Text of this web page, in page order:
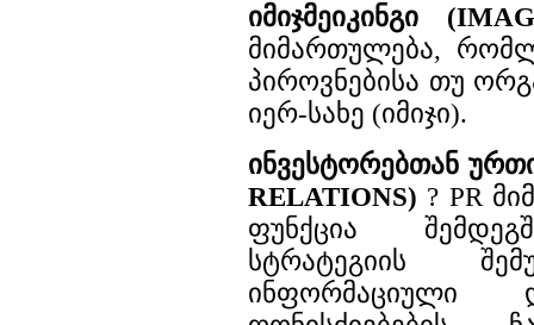
იმიჯმეიკინგი
მიმართულება,
პიროვნებისა თუ
იერ-სახე (იმიჯი).
ინვესტორებთან
RELATIONS) ? PR
ფუნქცია
სტრატეგიის
ინფორმაციული